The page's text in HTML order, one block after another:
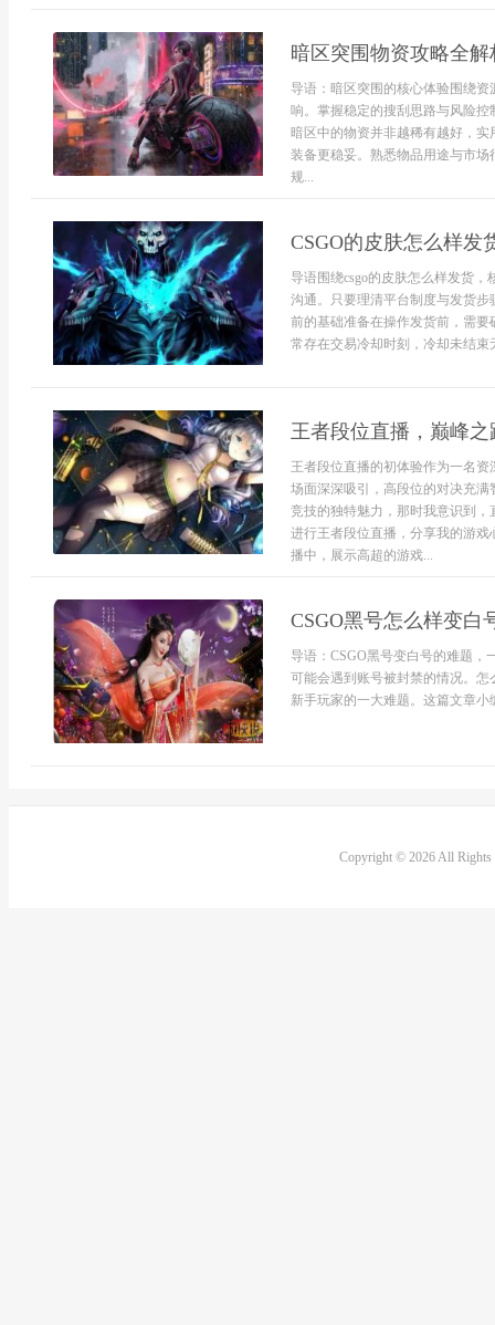
暗区突围物资攻略全解
导语：暗区突围的核心体验围绕
响。掌握稳定的搜刮思路与风险
暗区中的物资并非越稀有越好，
装备更稳妥。熟悉物品用途与市
规...
CSGO的皮肤怎么样发
导语围绕csgo的皮肤怎么样发货
沟通。只要理清平台制度与发货
前的基础准备在操作发货前，需要
常存在交易冷却时刻，冷却未结
王者段位直播，巅峰
王者段位直播的初体验作为一名
场面深深吸引，高段位的对决充
竞技的独特魅力，那时我意识到
进行王者段位直播，分享我的游
播中，展示高超的游戏...
CSGO黑号怎么样变白
导语：CSGO黑号变白号的难题，
可能会遇到账号被封禁的情况。
新手玩家的一大难题。这篇文章
Copyright © 2026 All